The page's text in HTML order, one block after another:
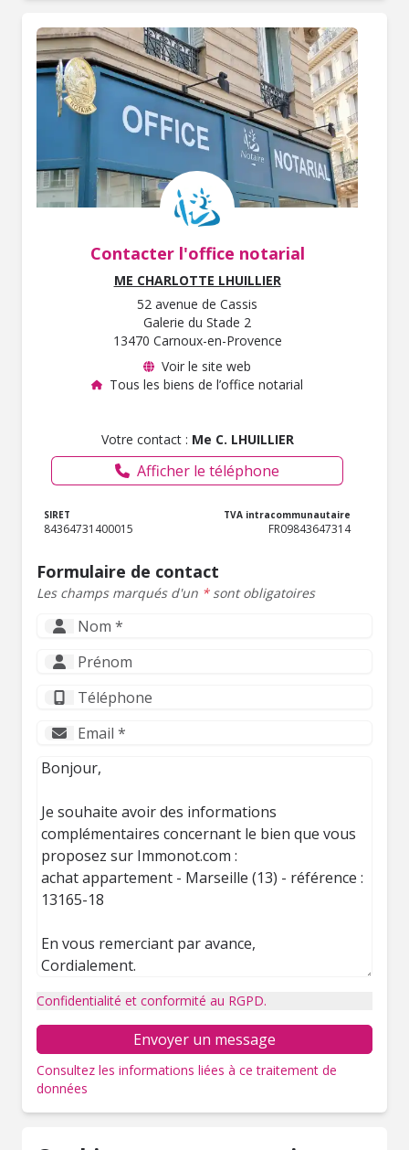
Contacter l'office notarial
ME CHARLOTTE LHUILLIER
52 avenue de Cassis
Galerie du Stade 2
13470 Carnoux-en-Provence
Voir le site web
Tous les biens de l’office notarial
Votre contact : Me C. LHUILLIER
Afficher le téléphone
SIRET
84364731400015
TVA intracommunautaire
FR09843647314
Formulaire de contact
Les champs marqués d'un *sont obligatoires
Confidentialité et conformité au RGPD.
Envoyer un message
Consultez les informations liées à ce traitement de
données